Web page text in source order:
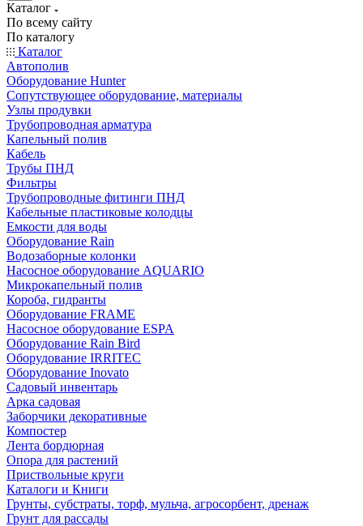
Каталог
По всему сайту
По каталогу
Каталог
Автополив
Оборудование Hunter
Сопутствующее оборудование, материалы
Узлы продувки
Трубопроводная арматура
Капельный полив
Кабель
Трубы ПНД
Фильтры
Трубопроводные фитинги ПНД
Кабельные пластиковые колодцы
Емкости для воды
Оборудование Rain
Водозаборные колонки
Насосное оборудование AQUARIO
Микрокапельный полив
Короба, гидранты
Оборудование FRAME
Насосное оборудование ESPA
Оборудование Rain Bird
Оборудование IRRITEC
Оборудование Inovato
Садовый инвентарь
Арка садовая
Заборчики декоративные
Компостер
Лента бордюрная
Опора для растений
Приствольные круги
Каталоги и Книги
Грунты, субстраты, торф, мульча, агросорбент, дренаж
Грунт для рассады